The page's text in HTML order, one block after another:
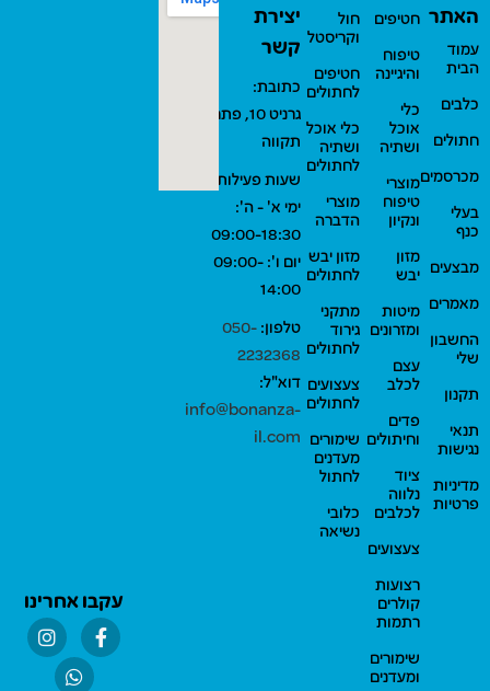
האתר
עמוד
הבית
כלבים
חתולים
מכרסמים
בעלי
כנף
מבצעים
מאמרים
החשבון
שלי
תקנון
תנאי
נגישות
מדיניות
פרטיות
חטיפים
טיפוח
והיגיינה
כלי
אוכל
ושתיה
מוצרי
טיפוח
ונקיון
מזון
יבש
מיטות
ומזרונים
עצם
לכלב
פדים
וחיתולים
ציוד
נלווה
לכלבים
צעצועים
רצועות
קולרים
רתמות
שימורים
ומעדנים
חול
וקריסטל
חטיפים
לחתולים
כלי אוכל
ושתיה
לחתולים
מוצרי
הדברה
מזון יבש
לחתולים
מתקני
גירוד
לחתולים
צעצועים
לחתולים
שימורים
מעדנים
לחתול
כלובי
נשיאה
יצירת
קשר
כתובת:
גרניט 10, פתח
תקווה
שעות פעילות:
ימי א' - ה':
09:00-18:30
יום ו': 09:00-
14:00
טלפון:050-
2232368
דוא"ל:
info@bonanza-
il.com
עקבו אחרינו